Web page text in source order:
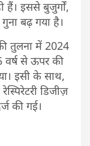
हैं। इससे बुजुर्गों,
बढ़ गया है।
तुलना में 2024
वर्ष से ऊपर की
इसी के साथ,
डिजीज़
की गई।